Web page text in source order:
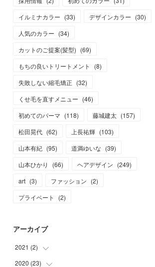
イルミナカラー (33) デザインカラー (30)
人気のカラー (34)
カットのご提案(髪型) (69)
もちの良いトリートメント
(8)
失敗しない縮毛矯正 (32)
くせ毛を直すメニュー (46)
初めてのパーマ (118) 藤城建太 (157)
松田晃代 (62) 上長祐輝 (103)
山本有紀 (95) 道満ゆいな (39)
山本ひかり
(66) ヘアデザイン (249)
art (3) ファッション (2)
プライベート
(2)
アーカイブ
2021 (2)
(2
2020 (23)